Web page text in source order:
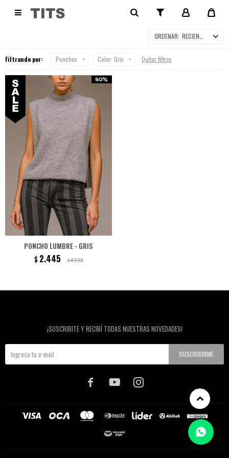
 PONCHOS EN SALE
RECIENTES
Filtrando por: Ponchos Color: Gris Quitar filtros
PONCHO LUMBRE - GRIS
$ 2.445 $4.890
¡SUSCRIBITE Y RECIBÍ TODAS NUESTRAS NOVEDADES!
SUSCRIBIRME
  